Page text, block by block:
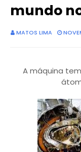
mundo
MATOS LIMA
A máquina